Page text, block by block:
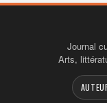
Journal
Arts,